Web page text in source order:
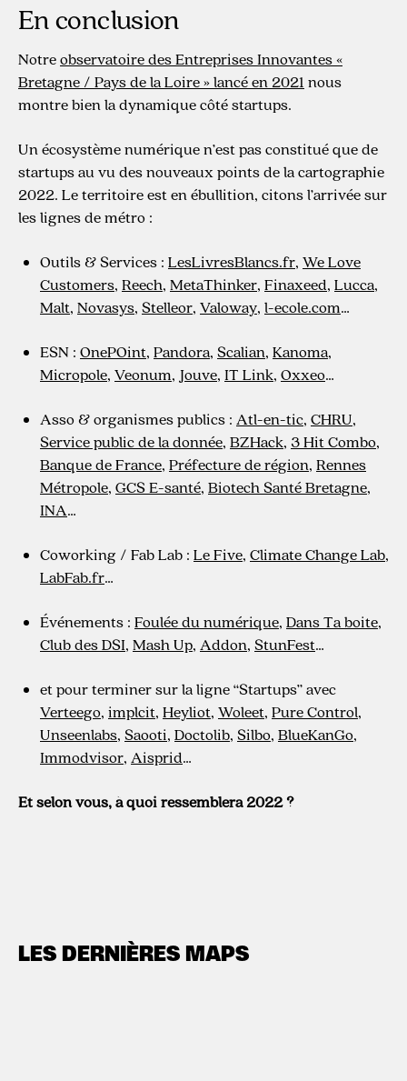
En conclusion
Notreobservatoire des Entreprises Innovantes «
Bretagne / Pays de la Loire » lancé en 2021 nous
montre bien la dynamique côté startups.
Un écosystème numérique n’est pas constitué que de
startups au vu des nouveaux points de la cartographie
2022. Le territoire est en ébullition, citons l’arrivée sur
les lignes de métro :
Outils & Services : LesLivresBlancs.fr, We Love
Customers, Reech, MetaThinker, Finaxeed, Lucca,
Malt, Novasys, Stelleor, Valoway, l-ecole.com…
ESN : OnePOint, Pandora, Scalian, Kanoma,
Micropole, Veonum, Jouve, IT Link, Oxxeo…
Asso & organismes publics : Atl-en-tic, CHRU,
Service public de la donnée, BZHack, 3 Hit Combo,
Banque de France, Préfecture de région, Rennes
Métropole, GCS E-santé, Biotech Santé Bretagne,
INA…
Coworking / Fab Lab : Le Five, Climate Change Lab,
LabFab.fr…
Événements : Foulée du numérique, Dans Ta boite,
Club des DSI, Mash Up, Addon, StunFest…
et pour terminer sur la ligne “Startups” avec
Verteego, implcit, Heyliot, Woleet, Pure Control,
Unseenlabs, Saooti, Doctolib, Silbo, BlueKanGo,
Immodvisor, Aisprid…
Et selon vous, à quoi ressemblera 2022 ?
LES DERNIÈRES MAPS